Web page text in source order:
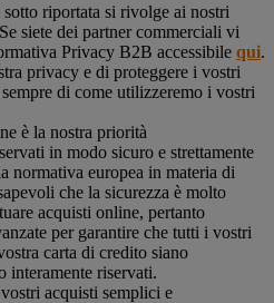
riportata si rivolge ai nostri
siete dei partner commerciali vi
Privacy B2B accessibile qui.
privacy e di proteggere i vostri
di come utilizzeremo i vostri
è la nostra priorità
in modo sicuro e strettamente
normativa europea in materia di
che la sicurezza è molto
acquisti online, pertanto
per garantire che tutti i vostri
carta di credito siano
interamente riservati.
acquisti semplici e